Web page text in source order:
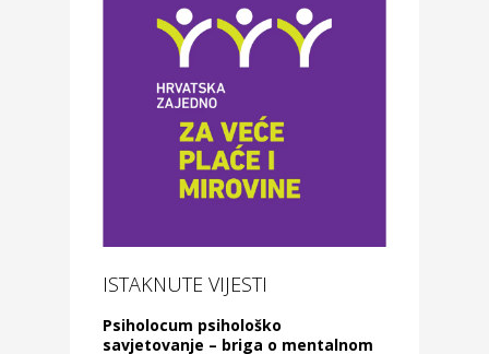
ISTAKNUTE VIJESTI
Psiholocum psihološko
savjetovanje – briga o mentalnom